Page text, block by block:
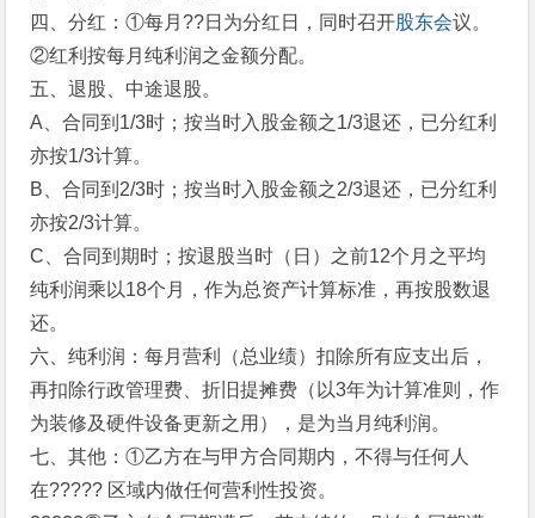
四、分红：①每月??日为分红日，同时召开股东会议。
②红利按每月纯利润之金额分配。
五、退股、中途退股。
A、合同到1/3时；按当时入股金额之1/3退还，已分红利
亦按1/3计算。
B、合同到2/3时；按当时入股金额之2/3退还，已分红利
亦按2/3计算。
C、合同到期时；按退股当时（日）之前12个月之平均
纯利润乘以18个月，作为总资产计算标准，再按股数退
还。
六、纯利润：每月营利（总业绩）扣除所有应支出后，
再扣除行政管理费、折旧提摊费（以3年为计算准则，作
为装修及硬件设备更新之用），是为当月纯利润。
七、其他：①乙方在与甲方合同期内，不得与任何人
在????? 区域内做任何营利性投资。